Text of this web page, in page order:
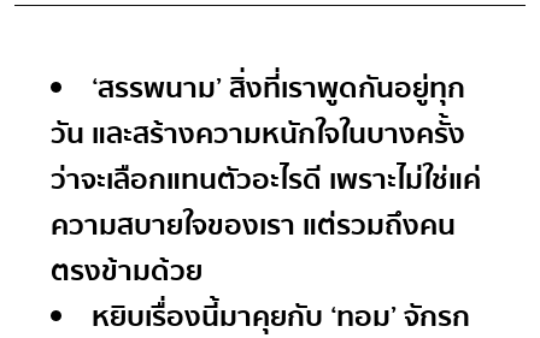
‘สรรพนาม’ สิ่งที่เราพูดกันอยู่ทุก
วัน และสร้างความหนักใจในบางครั้ง
ว่าจะเลือกแทนตัวอะไรดี เพราะไม่ใช่แค่
ความสบายใจของเรา แต่รวมถึงคน
ตรงข้ามด้วย
หยิบเรื่องนี้มาคุยกับ ‘ทอม’ จักรก